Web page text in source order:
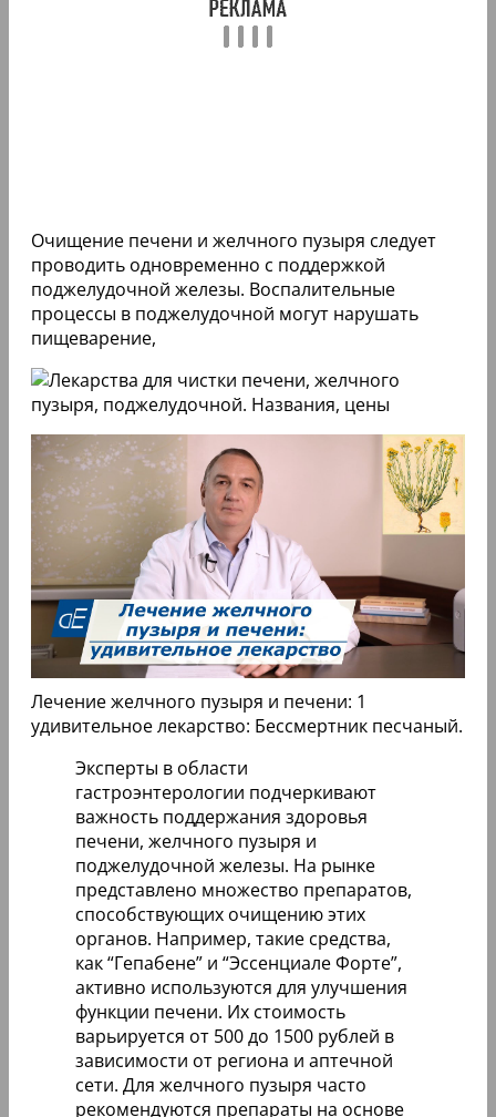
Очищение печени и желчного пузыря следует
проводить одновременно с поддержкой
поджелудочной железы. Воспалительные
процессы в поджелудочной могут нарушать
пищеварение,
Лечение желчного пузыря и печени: 1
удивительное лекарство: Бессмертник песчаный.
Эксперты в области
гастроэнтерологии подчеркивают
важность поддержания здоровья
печени, желчного пузыря и
поджелудочной железы. На рынке
представлено множество препаратов,
способствующих очищению этих
органов. Например, такие средства,
как “Гепабене” и “Эссенциале Форте”,
активно используются для улучшения
функции печени. Их стоимость
варьируется от 500 до 1500 рублей в
зависимости от региона и аптечной
сети. Для желчного пузыря часто
рекомендуются препараты на основе